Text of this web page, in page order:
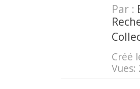
Par :
Créé
Vues: